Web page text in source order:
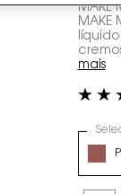
MAKE
MAKE
mais